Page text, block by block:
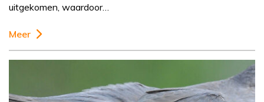
uitgekomen, waardoor…
Meer